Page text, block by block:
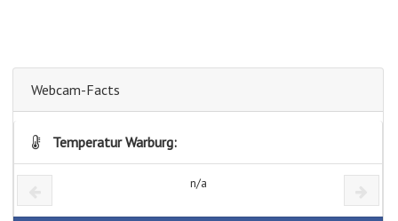
Webcam-Facts
Temperatur Warburg:
n/a